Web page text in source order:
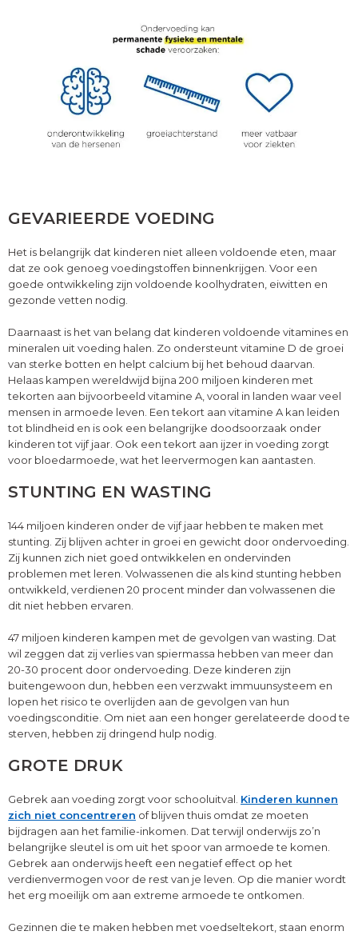
GEVARIEERDE VOEDING
Het is belangrijk dat kinderen niet alleen voldoende eten, maar
dat ze ook genoeg voedingstoffen binnenkrijgen. Voor een
goede ontwikkeling zijn voldoende koolhydraten, eiwitten en
gezonde vetten nodig.
Daarnaast is het van belang dat kinderen voldoende vitamines en
mineralen uit voeding halen. Zo ondersteunt vitamine D de groei
van sterke botten en helpt calcium bij het behoud daarvan.
Helaas kampen wereldwijd bijna 200 miljoen kinderen met
tekorten aan bijvoorbeeld vitamine A, vooral in landen waar veel
mensen in armoede leven. Een tekort aan vitamine A kan leiden
tot blindheid en is ook een belangrijke doodsoorzaak onder
kinderen tot vijf jaar. Ook een tekort aan ijzer in voeding zorgt
voor bloedarmoede, wat het leervermogen kan aantasten.
STUNTING EN WASTING
144 miljoen kinderen onder de vijf jaar hebben te maken met
stunting. Zij blijven achter in groei en gewicht door ondervoeding.
Zij kunnen zich niet goed ontwikkelen en ondervinden
problemen met leren. Volwassenen die als kind stunting hebben
ontwikkeld, verdienen 20 procent minder dan volwassenen die
dit niet hebben ervaren.
47 miljoen kinderen kampen met de gevolgen van wasting. Dat
wil zeggen dat zij verlies van spiermassa hebben van meer dan
20-30 procent door ondervoeding. Deze kinderen zijn
buitengewoon dun, hebben een verzwakt immuunsysteem en
lopen het risico te overlijden aan de gevolgen van hun
voedingsconditie. Om niet aan een honger gerelateerde dood te
sterven, hebben zij dringend hulp nodig.
GROTE DRUK
Gebrek aan voeding zorgt voor schooluitval. Kinderen kunnen
zich niet concentreren of blijven thuis omdat ze moeten
bijdragen aan het familie-inkomen. Dat terwijl onderwijs zo’n
belangrijke sleutel is om uit het spoor van armoede te komen.
Gebrek aan onderwijs heeft een negatief effect op het
verdienvermogen voor de rest van je leven. Op die manier wordt
het erg moeilijk om aan extreme armoede te ontkomen.
Gezinnen die te maken hebben met voedseltekort, staan enorm